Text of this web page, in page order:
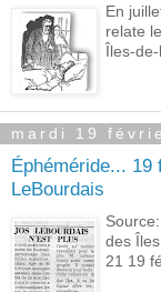
En
relate
Îles-
mardi 19
Éphéméride... 19
LeBourdais
des
21 19